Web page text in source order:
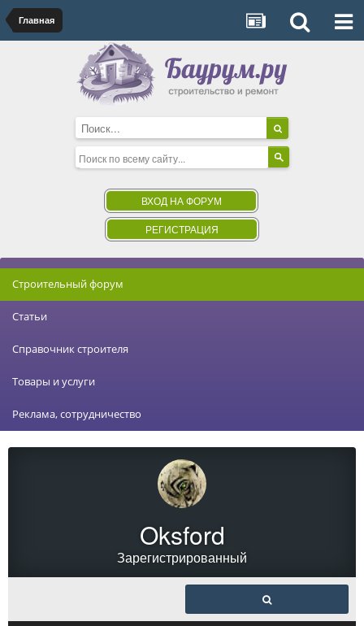
Главная
ВХОД НА ФОРУМ
РЕГИСТРАЦИЯ
Строительный форум
Статьи
Справочник строителя
Товары и услуги
Реклама, сотрудничество
Oksford
Зарегистрированный